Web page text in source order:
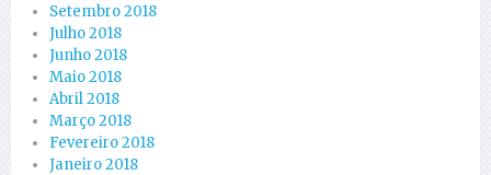
Setembro 2018
Julho 2018
Junho 2018
Maio 2018
Abril 2018
Março 2018
Fevereiro 2018
Janeiro 2018